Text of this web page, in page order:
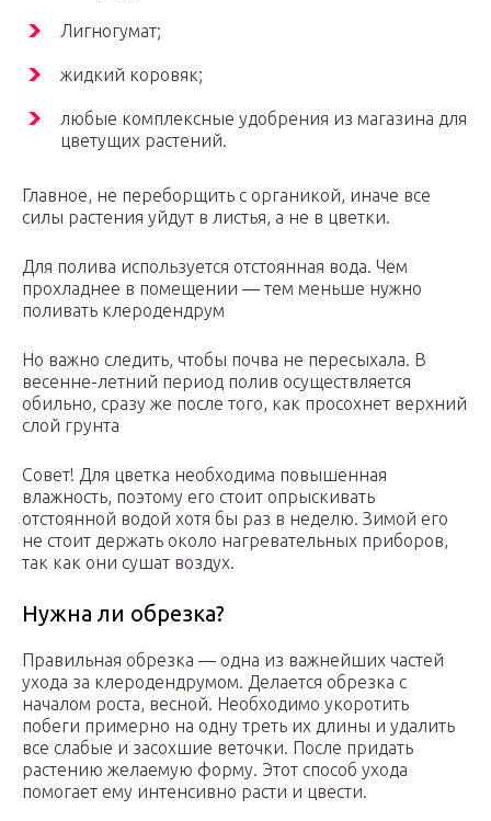
Лигногумат;
жидкий коровяк;
любые комплексные удобрения из магазина для
цветущих растений.
Главное, не переборщить с органикой, иначе все
силы растения уйдут в листья, а не в цветки.
Для полива используется отстоянная вода. Чем
прохладнее в помещении — тем меньше нужно
поливать клеродендрум
Но важно следить, чтобы почва не пересыхала. В
весенне-летний период полив осуществляется
обильно, сразу же после того, как просохнет верхний
слой грунта
Совет! Для цветка необходима повышенная
влажность, поэтому его стоит опрыскивать
отстоянной водой хотя бы раз в неделю. Зимой его
не стоит держать около нагревательных приборов,
так как они сушат воздух.
Нужна ли обрезка?
Правильная обрезка — одна из важнейших частей
ухода за клеродендрумом. Делается обрезка с
началом роста, весной. Необходимо укоротить
побеги примерно на одну треть их длины и удалить
все слабые и засохшие веточки. После придать
растению желаемую форму. Этот способ ухода
помогает ему интенсивно расти и цвести.